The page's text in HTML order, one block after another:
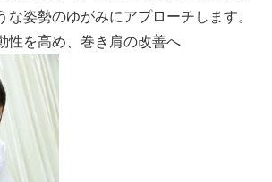
な姿勢のゆがみにアプローチします。
性を高め、巻き肩の改善へ